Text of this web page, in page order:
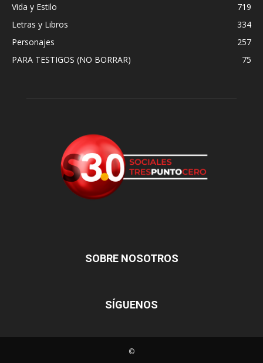
Vida y Estilo
719
Letras y Libros
334
Personajes
257
PARA TESTIGOS (NO BORRAR)
75
SOBRE NOSOTROS
SÍGUENOS
©